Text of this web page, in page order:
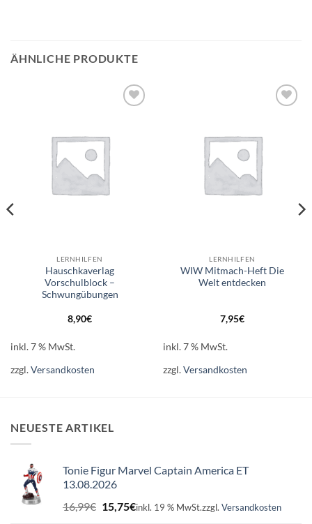
ÄHNLICHE PRODUKTE
LERNHILFEN
Hauschkaverlag
Vorschulblock –
Schwungübungen
8,90€
inkl. 7 % MwSt.
zzgl.Versandkosten
LERNHILFEN
WIW Mitmach-Heft Die
Welt entdecken
7,95€
inkl. 7 % MwSt.
zzgl.Versandkosten
NEUESTE ARTIKEL
Tonie Figur Marvel Captain America ET
13.08.2026
16,99€ Ursprünglicher
Preis
15,75€Aktueller
inkl. 19 % MwSt.zzgl. Versandkosten